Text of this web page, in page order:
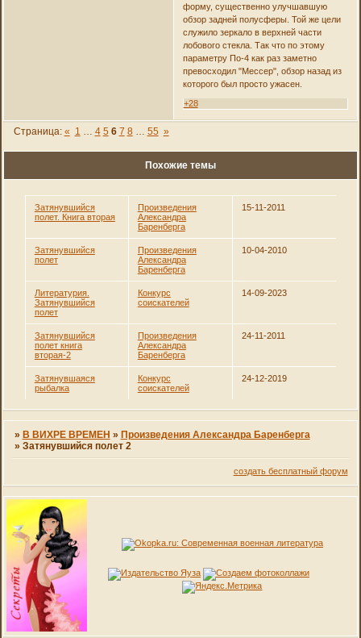
форму, существенно улучшавшую
обзор задней полусферы. Той же цели
служило зеркало в верхней части
лобового стекла. Так что по этому
параметру По-4 как раз заметно
превосходил "Мессер", обзор назад из
которого был просто ужасен.
+28
Страница: « 1 … 4 5 6 7 8 … 55 »
Похожие темы
Затянувшийся
полет. Книга вторая
Произведения
Александра
Баренберга
15-11-2011
Затянувшийся
полет
Произведения
Александра
Баренберга
10-04-2010
Литературия.
Затянувшийся
полет
Конкурс
соискателей
14-09-2023
Затянувшийся
полет книга
вторая-2
Произведения
Александра
Баренберга
24-11-2011
Затянувшаяся
рыбалка
Конкурс
соискателей
24-12-2019
» В ВИХРЕ ВРЕМЕН » Произведения Александра Баренберга
» Затянувшийся полет 2
создать бесплатный форум